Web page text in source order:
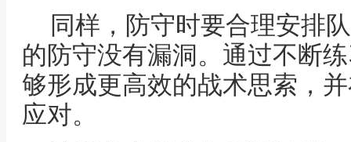
同样，防守时要合理安排
的防守没有漏洞。通过不断
够形成更高效的战术思索，
应对。